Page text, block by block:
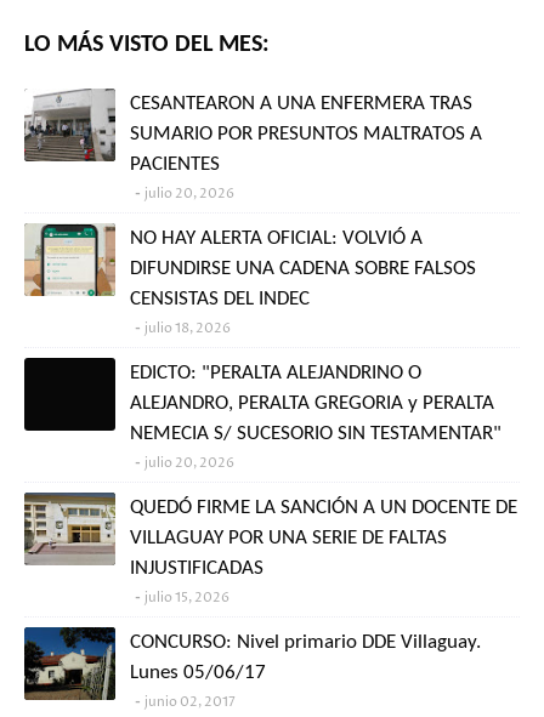
LO MÁS VISTO DEL MES:
CESANTEARON A UNA ENFERMERA TRAS
SUMARIO POR PRESUNTOS MALTRATOS A
PACIENTES
julio 20, 2026
NO HAY ALERTA OFICIAL: VOLVIÓ A
DIFUNDIRSE UNA CADENA SOBRE FALSOS
CENSISTAS DEL INDEC
julio 18, 2026
EDICTO: "PERALTA ALEJANDRINO O
ALEJANDRO, PERALTA GREGORIA y PERALTA
NEMECIA S/ SUCESORIO SIN TESTAMENTAR"
julio 20, 2026
QUEDÓ FIRME LA SANCIÓN A UN DOCENTE DE
VILLAGUAY POR UNA SERIE DE FALTAS
INJUSTIFICADAS
julio 15, 2026
CONCURSO: Nivel primario DDE Villaguay.
Lunes 05/06/17
junio 02, 2017